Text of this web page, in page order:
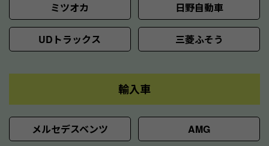
ミツオカ 日野自動車
UDトラックス 三菱ふそう
輸入車
メルセデスベンツ AMG